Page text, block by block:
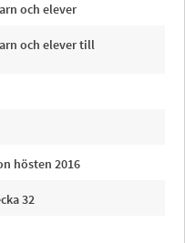
och elever
och elever till
hösten 2016
32